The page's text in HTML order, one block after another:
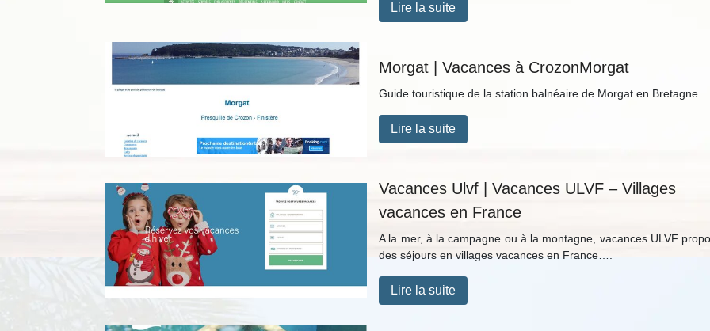
Lire la suite
Morgat | Vacances à CrozonMorgat
Guide touristique de la station balnéaire de Morgat en Bretagne
Lire la suite
Vacances Ulvf | Vacances ULVF – Villages
vacances en France
A la mer, à la campagne ou à la montagne, vacances ULVF
des séjours en villages vacances en France….
Lire la suite